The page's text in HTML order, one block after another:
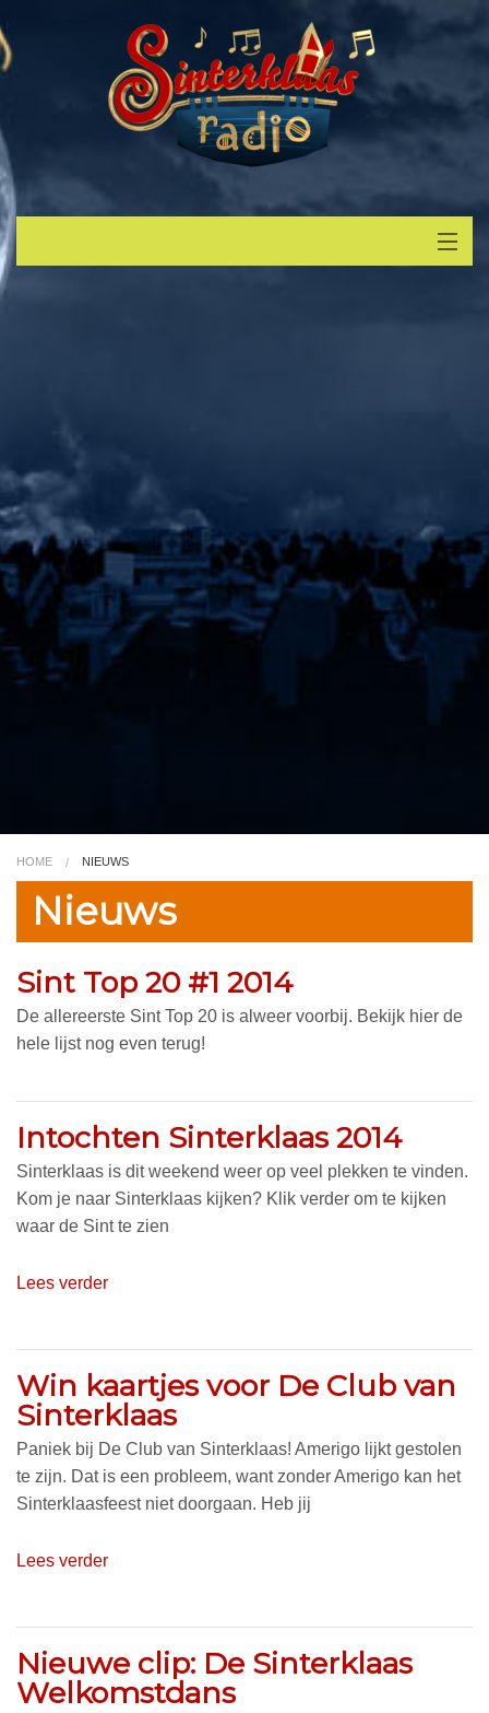
Video
Kleurplaat
TV
HOME NIEUWS
Nieuws
Sint Top 20 #1 2014
De allereerste Sint Top 20 is alweer voorbij. Bekijk hier de
hele lijst nog even terug!
Intochten Sinterklaas 2014
Sinterklaas is dit weekend weer op veel plekken te vinden.
Kom je naar Sinterklaas kijken? Klik verder om te kijken
waar de Sint te zien
Lees verder
Win kaartjes voor De Club van
Sinterklaas
Paniek bij De Club van Sinterklaas! Amerigo lijkt gestolen
te zijn. Dat is een probleem, want zonder Amerigo kan het
Sinterklaasfeest niet doorgaan. Heb jij
Lees verder
Nieuwe clip: De Sinterklaas
Welkomstdans